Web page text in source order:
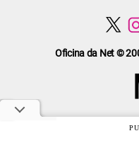
Oficina da Net ©